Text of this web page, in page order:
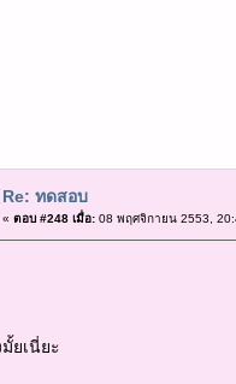
Re: ทดสอบ
« ตอบ #248 เมื่อ:08 พฤศจิกายน 2553,
ยเนี่ยะ